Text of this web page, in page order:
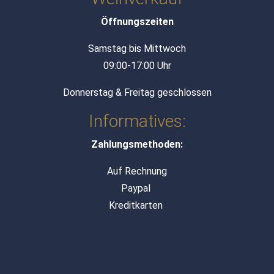
Öffnungszeiten
Samstag bis Mittwoch
09:00-17:00 Uhr
Donnerstag & Freitag geschlossen
Informatives:
Zahlungsmethoden:
Auf Rechnung
Paypal
Kreditkarten